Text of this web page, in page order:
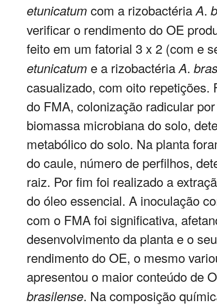
etunicatum com a rizobactériaA.
verificar o rendimento do OE
feito em um fatorial 3 x 2 (com e
etunicatum e a rizobactériaA.
casualizado, com oito repetições.
do FMA, colonização radicular
biomassa microbiana do solo,
metabólico do solo. Na planta
do caule, número de perfilhos,
raiz. Por fim foi realizado a
do óleo essencial. A inoculação
com o FMA foi significativa,
desenvolvimento da planta e o
rendimento do OE, o mesmo
apresentou o maior conteúdo de
brasilense. Na composição